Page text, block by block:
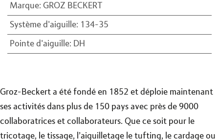
Marque: GROZ BECKERT
Système d'aiguille: 134-35
Pointe d'aiguille: DH
Groz-Beckert a été fondé en 1852 et déploie maintenant
ses activités dans plus de 150 pays avec près de 9000
collaboratrices et collaborateurs. Que ce soit pour le
tricotage, le tissage, l’aiguilletage le tufting, le cardage ou